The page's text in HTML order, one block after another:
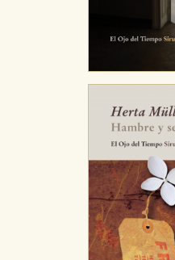
HABILITAR TODO
Cookies necesarias
Estas cookies son
web funcione y no es
nuestro sistema. Es
navegador, pero en
áreas de nuestra web
correctamente.